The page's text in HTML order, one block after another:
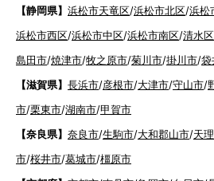
【静岡県】 浜松市天竜区/浜松市北区/浜松
浜松市西区/浜松市中区/浜松市南区/清水区
島田市/焼津市/牧之原市/菊川市/掛川市/袋
【滋賀県】 長浜市/彦根市/大津市/守山市/
市/栗東市/湖南市/甲賀市
【奈良県】 奈良市/生駒市/大和郡山市/天
市/桜井市/葛城市/橿原市